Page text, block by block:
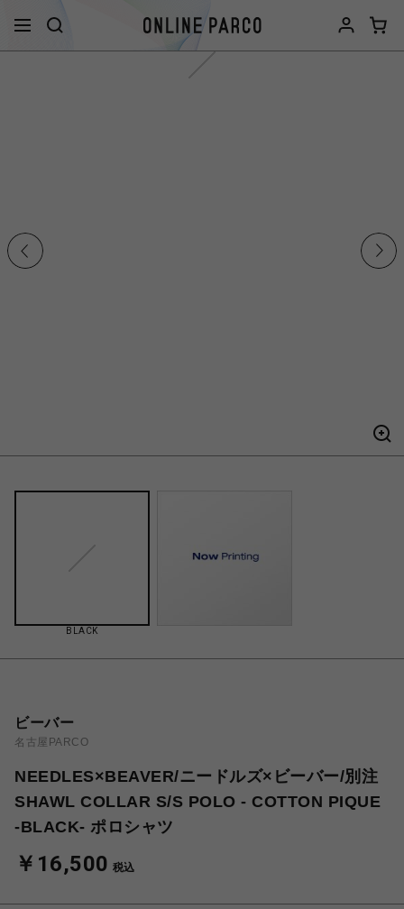
BLACK
ビーバー
名古屋PARCO
NEEDLES×BEAVER/ニードルズ×ビーバー/別注
SHAWL COLLAR S/S POLO - COTTON PIQUE
-BLACK- ポロシャツ
￥16,500 税込